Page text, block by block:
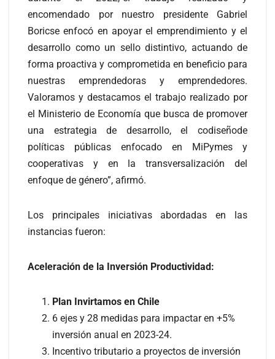
encomendado por nuestro presidente Gabriel
Boricse enfocó en apoyar el emprendimiento y el
desarrollo como un sello distintivo, actuando de
forma proactiva y comprometida en beneficio para
nuestras emprendedoras y emprendedores.
Valoramos y destacamos el trabajo realizado por
el Ministerio de Economía que busca de promover
una estrategia de desarrollo, el codiseñode
políticas públicas enfocado en MiPymes y
cooperativas y en la transversalización del
enfoque de género”, afirmó.
Los principales iniciativas abordadas en las
instancias fueron:
Aceleración de la Inversión Productividad:
Plan Invirtamos en Chile
6 ejes y 28 medidas para impactar en +5%
inversión anual en 2023-24.
Incentivo tributario a proyectos de inversión